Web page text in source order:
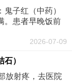
子红（中药）
。患者早晚饭前
2026-07-09
）
放射疼，去医院